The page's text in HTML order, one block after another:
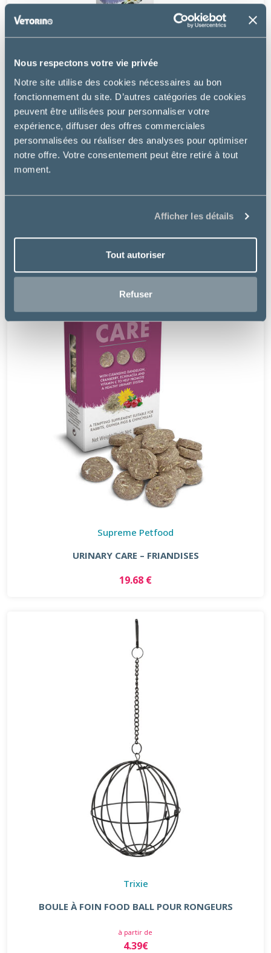
Nous respectons votre vie privée
Notre site utilise des cookies nécessaires au bon
fonctionnement du site. D’autres catégories de cookies
peuvent être utilisées pour personnaliser votre
expérience, diffuser des offres commerciales
personnalisées ou réaliser des analyses pour optimiser
notre offre. Votre consentement peut être retiré à tout
moment.
Afficher les détails
Tout autoriser
Refuser
Supreme Petfoods
SELECTIVE NATURALS FOREST STICKS COCHON
D'INDE
13.19 €
Supreme Petfood
URINARY CARE – FRIANDISES
19.68 €
Trixie
BOULE À FOIN FOOD BALL POUR RONGEURS
à partir de
4.39€